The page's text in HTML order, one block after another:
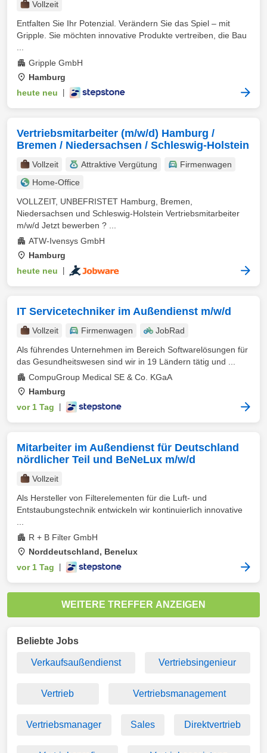
Vollzeit
Entfalten Sie Ihr Potenzial. Verändern Sie das Spiel – mit
Gripple. Sie möchten innovative Produkte vertreiben, die Bau
Gripple GmbH
Hamburg
heute neu
Vertriebsmitarbeiter (m/w/d) Hamburg /
Bremen / Niedersachsen / Schleswig-Holstein
Vollzeit Attraktive Vergütung
Firmenwagen
Home-Office
VOLLZEIT, UNBEFRISTET Hamburg, Bremen,
Niedersachsen und Schleswig-Holstein Vertriebsmitarbeiter
m/w/d Jetzt bewerben ? ...
ATW-Ivensys GmbH
Hamburg
heute neu
IT Servicetechniker im Außendienst m/w/d
Vollzeit Firmenwagen
JobRad
Als führendes Unternehmen im Bereich Softwarelösungen für
das Gesundheitswesen sind wir in 19 Ländern tätig und ...
CompuGroup Medical SE & Co. KGaA
Hamburg
vor 1 Tag
Mitarbeiter im Außendienst für Deutschland
nördlicher Teil und BeNeLux m/w/d
Vollzeit
Als Hersteller von Filterelementen für die Luft- und
Entstaubungstechnik entwickeln wir kontinuierlich innovative
R + B Filter GmbH
Norddeutschland, Benelux
vor 1 Tag
WEITERE TREFFER ANZEIGEN
Beliebte Jobs
Verkaufsaußendienst Vertriebsingenieur
Vertrieb Vertriebsmanagement
Vertriebsmanager Sales Direktvertrieb